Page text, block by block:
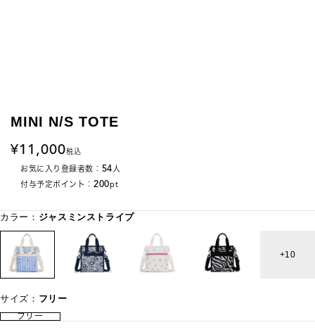
MINI N/S TOTE
11,000税込
お気に入り登録者数： 54人
付与予定ポイント： 200pt
カラー： ジャスミンストライプ
10
サイズ： フリー
フリー